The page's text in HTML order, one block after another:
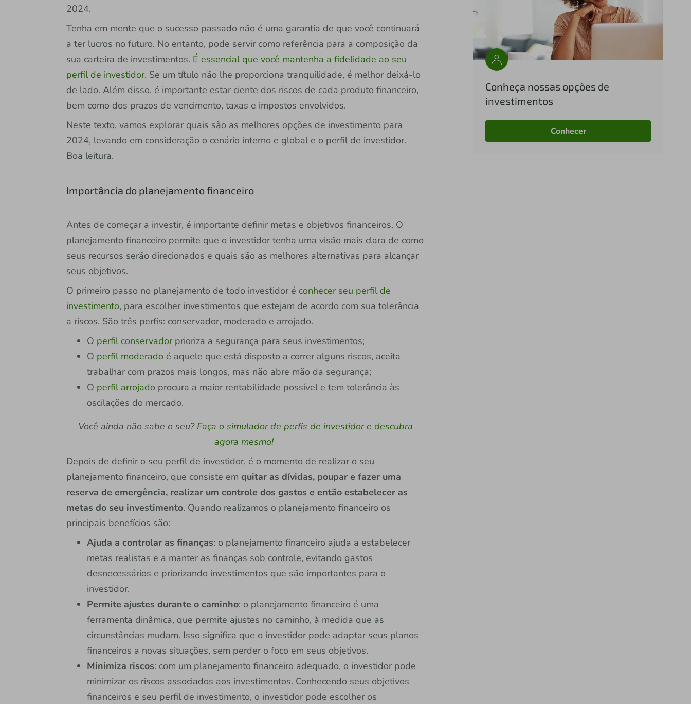
2024.
Tenha em mente que o sucesso passado não é uma garantia de que você continuará
a ter lucros no futuro. No entanto, pode servir como referência para a composição da
sua carteira de investimentos. É essencial que você mantenha a fidelidade ao seu
perfil de investidor. Se um título não lhe proporciona tranquilidade, é melhor deixá-lo
de lado. Além disso, é importante estar ciente dos riscos de cada produto financeiro,
bem como dos prazos de vencimento, taxas e impostos envolvidos.
Neste texto, vamos explorar quais são as melhores opções de investimento para
2024, levando em consideração o cenário interno e global e o perfil de investidor.
Boa leitura.
Importância do planejamento financeiro
Antes de começar a investir, é importante definir metas e objetivos financeiros. O
planejamento financeiro permite que o investidor tenha uma visão mais clara de como
seus recursos serão direcionados e quais são as melhores alternativas para alcançar
seus objetivos.
O primeiro passo no planejamento de todo investidor é conhecer seu perfil de
investimento, para escolher investimentos que estejam de acordo com sua tolerância
a riscos. São três perfis: conservador, moderado e arrojado.
O perfil conservadorprioriza a segurança para seus investimentos;
O perfil moderadoé aquele que está disposto a correr alguns riscos, aceita
trabalhar com prazos mais longos, mas não abre mão da segurança;
O perfil arrojado procura a maior rentabilidade possível e tem tolerância às
oscilações do mercado.
Você ainda não sabe o seu? Faça o simulador de perfis de investidor e descubra
agora mesmo!
Depois de definir o seu perfil de investidor, é o momento de realizar o seu
planejamento financeiro, que consiste em quitar as dívidas, poupar e fazer uma
reserva de emergência, realizar um controle dos gastos e então estabelecer as
metas do seu investimento. Quando realizamos o planejamento financeiro os
principais benefícios são:
Ajuda a controlar as finanças: o planejamento financeiro ajuda a estabelecer
metas realistas e a manter as finanças sob controle, evitando gastos
desnecessários e priorizando investimentos que são importantes para o
investidor.
Permite ajustes durante o caminho: o planejamento financeiro é uma
ferramenta dinâmica, que permite ajustes no caminho, à medida que as
circunstâncias mudam. Isso significa que o investidor pode adaptar seus planos
financeiros a novas situações, sem perder o foco em seus objetivos.
Minimiza riscos: com um planejamento financeiro adequado, o investidor pode
minimizar os riscos associados aos investimentos. Conhecendo seus objetivos
financeiros e seu perfil de investimento, o investidor pode escolher os
Conheça nossas opções de
investimentos
Conhecer